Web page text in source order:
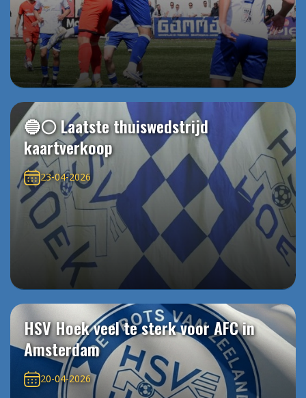
🔵⚪️ Laatste thuiswedstrijd
kaartverkoop
23-04-2026
HSV Hoek veel te sterk voor AFC in
Amsterdam
20-04-2026